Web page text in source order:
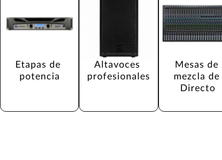
Etapas de
potencia
Altavoces
profesionales
Mesas de
mezcla de
Directo